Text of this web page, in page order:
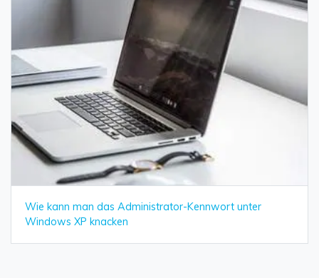
Wie kann man das Administrator-Kennwort unter
Windows XP knacken